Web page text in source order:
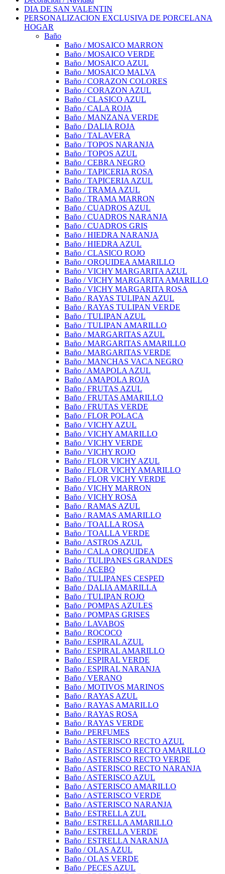
DIA DE SAN VALENTIN
PERSONALIZACION EXCLUSIVA DE PORCELANA
HOGAR
Baño
Baño / MOSAICO MARRON
Baño / MOSAICO VERDE
Baño / MOSAICO AZUL
Baño / MOSAICO MALVA
Baño / CORAZON COLORES
Baño / CORAZON AZUL
Baño / CLASICO AZUL
Baño / CALA ROJA
Baño / MANZANA VERDE
Baño / DALIA ROJA
Baño / TALAVERA
Baño / TOPOS NARANJA
Baño / TOPOS AZUL
Baño / CEBRA NEGRO
Baño / TAPICERIA ROSA
Baño / TAPICERIA AZUL
Baño / TRAMA AZUL
Baño / TRAMA MARRON
Baño / CUADROS AZUL
Baño / CUADROS NARANJA
Baño / CUADROS GRIS
Baño / HIEDRA NARANJA
Baño / HIEDRA AZUL
Baño / CLASICO ROJO
Baño / ORQUIDEA AMARILLO
Baño / VICHY MARGARITA AZUL
Baño / VICHY MARGARITA AMARILLO
Baño / VICHY MARGARITA ROSA
Baño / RAYAS TULIPAN AZUL
Baño / RAYAS TULIPAN VERDE
Baño / TULIPAN AZUL
Baño / TULIPAN AMARILLO
Baño / MARGARITAS AZUL
Baño / MARGARITAS AMARILLO
Baño / MARGARITAS VERDE
Baño / MANCHAS VACA NEGRO
Baño / AMAPOLA AZUL
Baño / AMAPOLA ROJA
Baño / FRUTAS AZUL
Baño / FRUTAS AMARILLO
Baño / FRUTAS VERDE
Baño / FLOR POLACA
Baño / VICHY AZUL
Baño / VICHY AMARILLO
Baño / VICHY VERDE
Baño / VICHY ROJO
Baño / FLOR VICHY AZUL
Baño / FLOR VICHY AMARILLO
Baño / FLOR VICHY VERDE
Baño / VICHY MARRON
Baño / VICHY ROSA
Baño / RAMAS AZUL
Baño / RAMAS AMARILLO
Baño / TOALLA ROSA
Baño / TOALLA VERDE
Baño / ASTROS AZUL
Baño / CALA ORQUIDEA
Baño / TULIPANES GRANDES
Baño / ACEBO
Baño / TULIPANES CESPED
Baño / DALIA AMARILLA
Baño / TULIPAN ROJO
Baño / POMPAS AZULES
Baño / POMPAS GRISES
Baño / LAVABOS
Baño / ROCOCO
Baño / ESPIRAL AZUL
Baño / ESPIRAL AMARILLO
Baño / ESPIRAL VERDE
Baño / ESPIRAL NARANJA
Baño / VERANO
Baño / MOTIVOS MARINOS
Baño / RAYAS AZUL
Baño / RAYAS AMARILLO
Baño / RAYAS ROSA
Baño / RAYAS VERDE
Baño / PERFUMES
Baño / ASTERISCO RECTO AZUL
Baño / ASTERISCO RECTO AMARILLO
Baño / ASTERISCO RECTO VERDE
Baño / ASTERISCO RECTO NARANJA
Baño / ASTERISCO AZUL
Baño / ASTERISCO AMARILLO
Baño / ASTERISCO VERDE
Baño / ASTERISCO NARANJA
Baño / ESTRELLA ZUL
Baño / ESTRELLA AMARILLO
Baño / ESTRELLA VERDE
Baño / ESTRELLA NARANJA
Baño / OLAS AZUL
Baño / OLAS VERDE
Baño / PECES AZUL